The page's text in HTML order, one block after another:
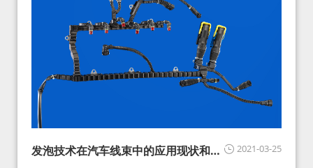
2021-03-25
发泡技术在汽车线束中的应用现状和展